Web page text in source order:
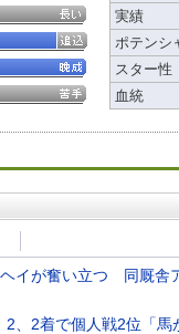
実績
ポテンシ
スター性
血統
イが奮い立つ 同厩舎
2、2着で個人戦2位「